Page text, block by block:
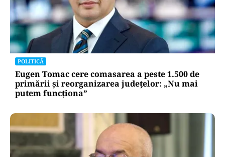
POLITICĂ
Eugen Tomac cere comasarea a peste 1.500 de
primării și reorganizarea județelor: „Nu mai
putem funcționa”